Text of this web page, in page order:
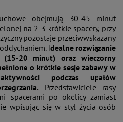
obejmują 30-45 minut
na 2-3 krótkie spacery, przy
pozostaje przeciwwskazany
Idealne rozwiązanie
(15-20 minut) oraz wieczorny
o krótkie sesje zabawy w
podczas upałów
Przedstawiciele rasy
spacerami po okolicy zamiast
wpisując się w styl życia osób